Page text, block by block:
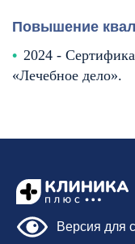
Повышение
2024 -
«Лечебное дело».
Версия для